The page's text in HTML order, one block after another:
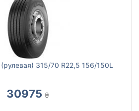
315/70 R22,5 156/150L
30975 ₴